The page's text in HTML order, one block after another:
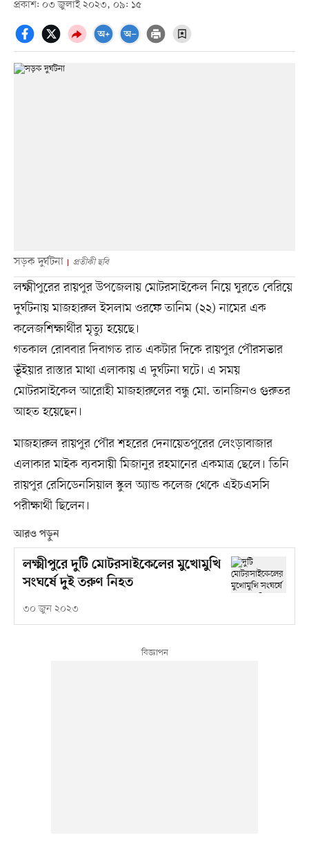
প্রকাশ: ০৩ জুলাই ২০২৩, ০৯: ১৫
সড়ক দুর্ঘটনা প্রতীকী ছবি
লক্ষ্মীপুরের রায়পুর উপজেলায় মোটরসাইকেল নিয়ে ঘুরতে বেরিয়ে
দুর্ঘটনায় মাজহারুল ইসলাম ওরফে তানিম (২২) নামের এক
কলেজশিক্ষার্থীর মৃত্যু হয়েছে।
গতকাল রোববার দিবাগত রাত একটার দিকে রায়পুর পৌরসভার
ভূঁইয়ার রাস্তার মাথা এলাকায় এ দুর্ঘটনা ঘটে। এ সময়
মোটরসাইকেল আরোহী মাজহারুলের বন্ধু মো. তানজিনও গুরুতর
আহত হয়েছেন।
মাজহারুল রায়পুর পৌর শহরের দেনায়েতপুরের লেংড়াবাজার
এলাকার মাইক ব্যবসায়ী মিজানুর রহমানের একমাত্র ছেলে। তিনি
রায়পুর রেসিডেনসিয়াল স্কুল অ্যান্ড কলেজ থেকে এইচএসসি
পরীক্ষার্থী ছিলেন।
আরও পড়ুন
লক্ষ্মীপুরে দুটি মোটরসাইকেলের মুখোমুখি
সংঘর্ষে দুই তরুণ নিহত
৩০ জুন ২০২৩